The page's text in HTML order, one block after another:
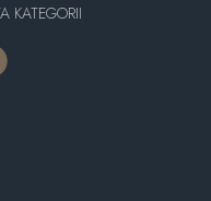
KATEGORII